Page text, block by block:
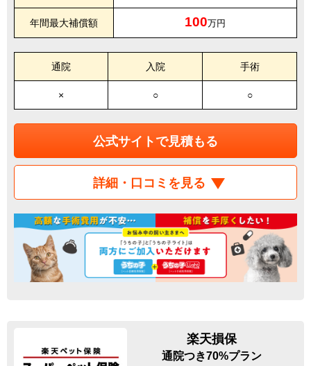
年間最大補償額 100万円
通院 入院 手術
× ○ ○
公式サイトで見積もる
詳細・口コミを見る
楽天損保
通院つき70%プラン